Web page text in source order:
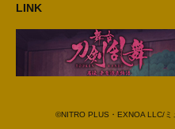
LINK
©NITRO PLUS・EXNOA LLC/